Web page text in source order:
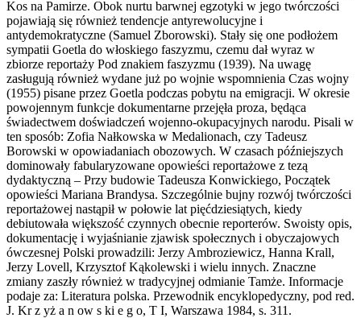
Kos na Pamirze. Obok nurtu barwnej egzotyki w jego twórczości
pojawiają się również tendencje antyrewolucyjne i
antydemokratyczne (Samuel Zborowski). Stały się one podłożem
sympatii Goetla do włoskiego faszyzmu, czemu dał wyraz w
zbiorze reportaży Pod znakiem faszyzmu (1939). Na uwagę
zasługują również wydane już po wojnie wspomnienia Czas wojny
(1955) pisane przez Goetla podczas pobytu na emigracji. W okresie
powojennym funkcje dokumentarne przejęła proza, będąca
świadectwem doświadczeń wojenno-okupacyjnych narodu. Pisali w
ten sposób: Zofia Nałkowska w Medalionach, czy Tadeusz
Borowski w opowiadaniach obozowych. W czasach późniejszych
dominowały fabularyzowane opowieści reportażowe z tezą
dydaktyczną – Przy budowie Tadeusza Konwickiego, Początek
opowieści Mariana Brandysa. Szczególnie bujny rozwój twórczości
reportażowej nastąpił w połowie lat pięćdziesiątych, kiedy
debiutowała większość czynnych obecnie reporterów. Swoisty opis,
dokumentację i wyjaśnianie zjawisk społecznych i obyczajowych
ówczesnej Polski prowadzili: Jerzy Ambroziewicz, Hanna Krall,
Jerzy Lovell, Krzysztof Kąkolewski i wielu innych. Znaczne
zmiany zaszły również w tradycyjnej odmianie Tamże. Informacje
podaje za: Literatura polska. Przewodnik encyklopedyczny, pod red.
J. Kr z yż a n ow s ki e g o, T I, Warszawa 1984, s. 311.